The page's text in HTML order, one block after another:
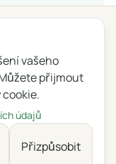
BlogZpětná vazba
cookie
Русский
vašeho
přijmout
údajů
Přizpůsobit